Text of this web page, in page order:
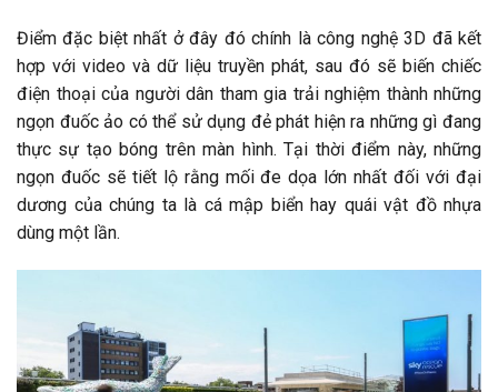
Điểm đặc biệt nhất ở đây đó chính là công nghệ 3D đã kết
hợp với video và dữ liệu truyền phát, sau đó sẽ biến chiếc
điện thoại của người dân tham gia trải nghiệm thành những
ngọn đuốc ảo có thể sử dụng đẻ phát hiện ra những gì đang
thực sự tạo bóng trên màn hình. Tại thời điểm này, những
ngọn đuốc sẽ tiết lộ rằng mối đe dọa lớn nhất đối với đại
dương của chúng ta là cá mập biển hay quái vật đồ nhựa
dùng một lần.